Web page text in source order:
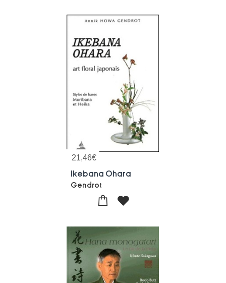
21,46€
Ikebana Ohara
Gendrot